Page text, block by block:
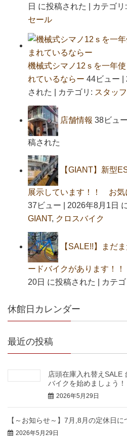
日 に投稿された
カテゴリ:
セール
機械式シマノ12ｓを一年
れているならー 44ビュー
された
カテゴリ: スタッ
店舗情報 38ビュー
稿された
【GIANT】新型
展示しています！！ お気
37ビュー
2026年8月1日
GIANT, クロスバイク
【SALE!!】まだ
ードバイクがあります！
20日 に投稿された
カテ
休館日カレンダー
最近の投稿
店頭在庫入れ替えSALE
バイクを始めましょう！
2026年5月29日
【～お知らせ～】7月,8月の定休日に
2026年5月29日